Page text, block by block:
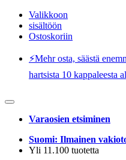
Valikkoon
sisältöön
Ostoskoriin
⚡️Mehr osta, säästä
hartsista 10 kappaleesta
Varaosien etsiminen
Suomi: Ilmainen
Yli 11.100 tuotetta